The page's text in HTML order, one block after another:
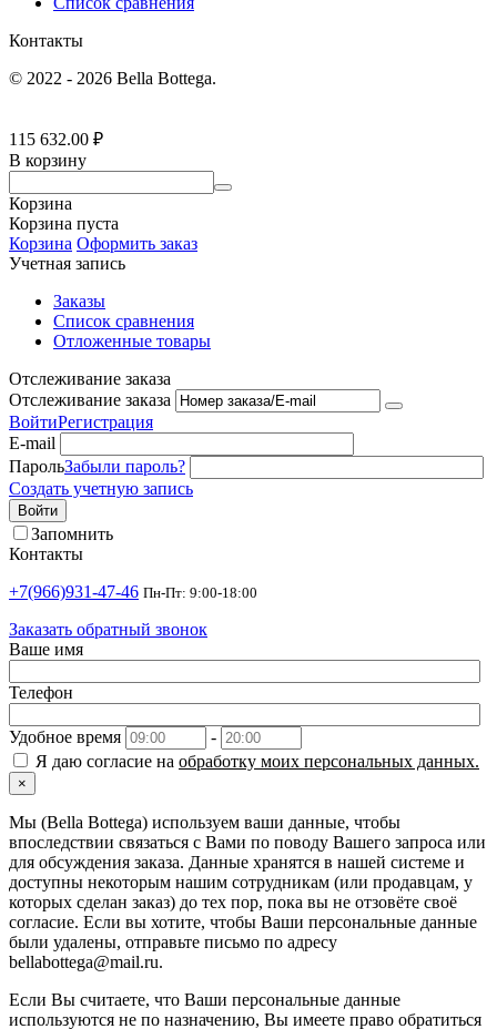
Контакты
© 2022 - 2026 Bella Bottega.
115 632.00 ₽
В корзину
Корзина
Корзина пуста
Корзина Оформить заказ
Учетная запись
Заказы
Список сравнения
Отложенные товары
Отслеживание заказа
Отслеживание заказа
ВойтиРегистрация
E-mail
ПарольЗабыли пароль?
Создать учетную запись
Войти
Запомнить
Контакты
+7(966)931-47-46 Пн-Пт: 9:00-18:00
Заказать обратный звонок
Ваше имя
Телефон
Удобное время
-
Я даю согласие на обработку моих персональных данных.
×
Мы (Bella Bottega) используем ваши данные, чтобы
впоследствии связаться с Вами по поводу Вашего запроса или
для обсуждения заказа. Данные хранятся в нашей системе и
доступны некоторым нашим сотрудникам (или продавцам, у
которых сделан заказ) до тех пор, пока вы не отзовёте своё
согласие. Если вы хотите, чтобы Ваши персональные данные
были удалены, отправьте письмо по адресу
bellabottega@mail.ru.
Если Вы считаете, что Ваши персональные данные
используются не по назначению, Вы имеете право обратиться